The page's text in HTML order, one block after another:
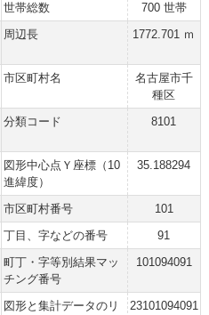
世帯総数
700 世帯
周辺長 1772.701 ｍ
市区町村名
名古屋市千
種区
分類コード 8101
図形中心点Ｙ座標（10
進緯度）
35.188294
市区町村番号
101
丁目、字などの番号
91
町丁・字等別結果マッ
チング番号
101094091
図形と集計データのリ
23101094091